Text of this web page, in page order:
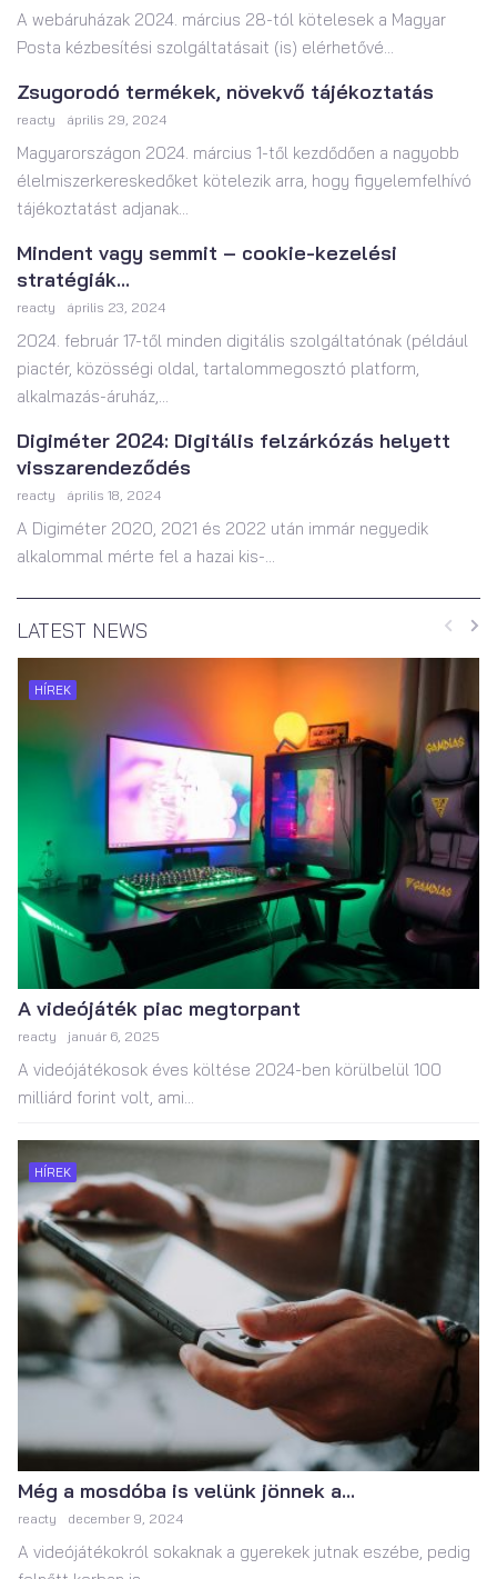
A webáruházak 2024. március 28-tól kötelesek a Magyar
Posta kézbesítési szolgáltatásait (is) elérhetővé...
Zsugorodó termékek, növekvő tájékoztatás
reacty április 29, 2024
Magyarországon 2024. március 1-től kezdődően a nagyobb
élelmiszerkereskedőket kötelezik arra, hogy figyelemfelhívó
tájékoztatást adjanak...
Mindent vagy semmit – cookie-kezelési
stratégiák...
reacty április 23, 2024
2024. február 17-től minden digitális szolgáltatónak (például
piactér, közösségi oldal, tartalommegosztó platform,
alkalmazás-áruház,...
Digiméter 2024: Digitális felzárkózás helyett
visszarendeződés
reacty április 18, 2024
A Digiméter 2020, 2021 és 2022 után immár negyedik
alkalommal mérte fel a hazai kis-...
LATEST NEWS
HÍREK
A videójáték piac megtorpant
reacty január 6, 2025
A videójátékosok éves költése 2024-ben körülbelül 100
milliárd forint volt, ami...
HÍREK
Még a mosdóba is velünk jönnek a...
reacty december 9, 2024
A videójátékokról sokaknak a gyerekek jutnak eszébe, pedig